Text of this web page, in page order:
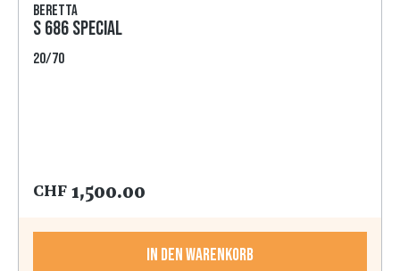
Beretta
S 686 Special
20/70
CHF 1,500.00
In den Warenkorb